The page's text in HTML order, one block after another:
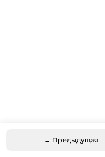
← Предыдущая